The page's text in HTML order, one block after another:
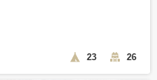
23 26